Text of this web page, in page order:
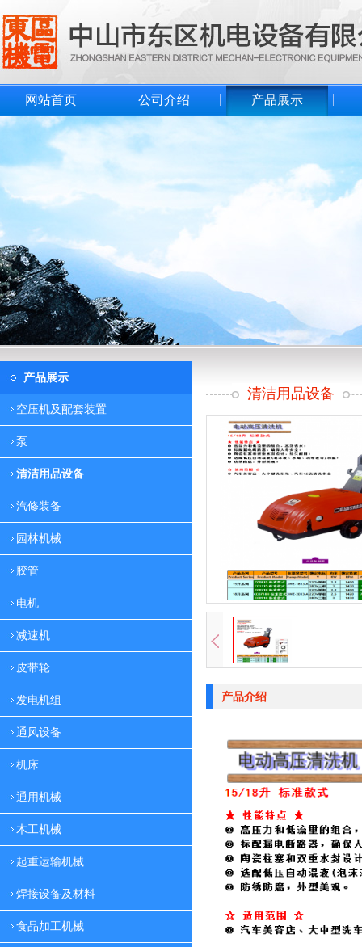
网站首页 公司介绍 产品展示
产品展示
空压机及配套装置
泵
清洁用品设备
汽修装备
园林机械
胶管
电机
减速机
皮带轮
发电机组
通风设备
机床
通用机械
木工机械
起重运输机械
焊接设备及材料
食品加工机械
清洁用品设备
产品介绍